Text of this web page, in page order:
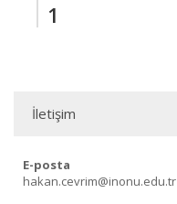
1
İletişim
E-posta
hakan.cevrim@inonu.edu.tr